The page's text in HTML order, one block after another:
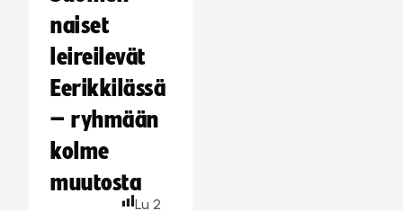
naiset
leireilevät
Eerikkilässä
– ryhmään
kolme
muutosta
Lu 2